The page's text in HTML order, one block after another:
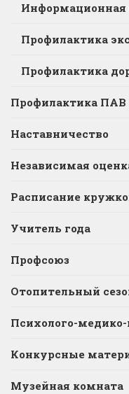
Информационная
Профилактика
Профилактика
Профилактика ПАВ
Наставничество
Независимая
Расписание
Учитель года
Профсоюз
Отопительный
Психолого-
Конкурсные
Музейная комната